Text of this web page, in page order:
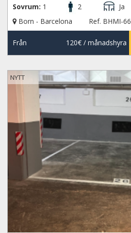
Sovrum: 1 2 Ja
Born - Barcelona
Ref. BHMI-66
Från 120€/ månadshyra
NYTT